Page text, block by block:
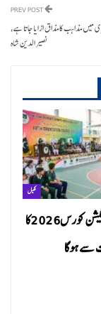
میں مذاہب کا مذاق اڑایا جاتا ہے،
نصیر الدین شاہ
کھیل
پانچواں اورینٹیشن کورس2026کا